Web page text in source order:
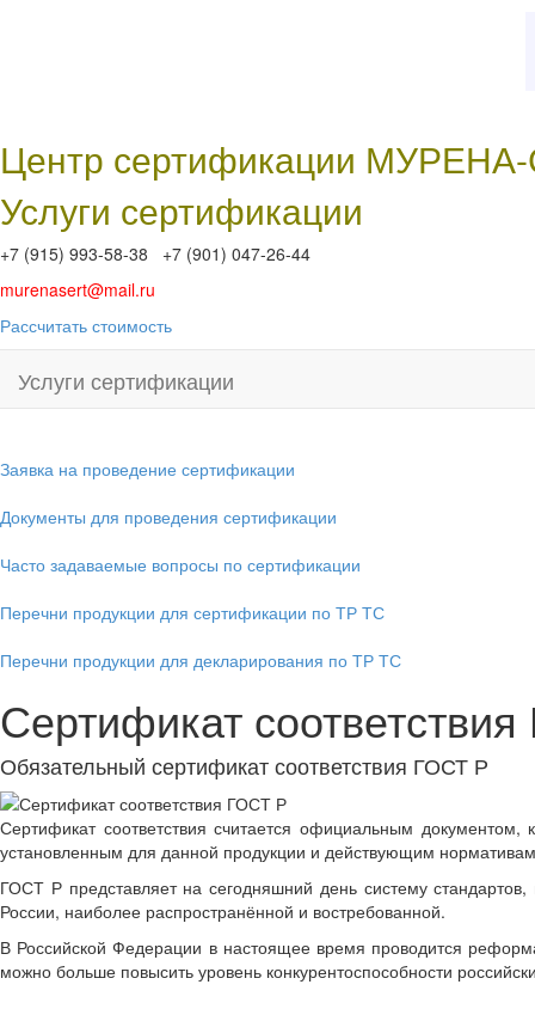
Центр сертификации
Услуги сертификации
+7 (915) 993-58-38 +7 (901) 047-26-44
murenasert@mail.ru
Рассчитать стоимость
Услуги сертификации
Заявка на проведение сертификации
Документы для проведения сертификации
Часто задаваемые вопросы по сертификации
Перечни продукции для сертификации по ТР ТС
Перечни продукции для декларирования по ТР ТС
Сертификат
Обязательный сертификат соответствия ГОСТ Р
Сертификат соответствия считается официальным
установленным для данной продукции и действующим
ГОСТ Р представляет на сегодняшний день систему
России, наиболее распространённой и востребованной.
В Российской Федерации в настоящее время проводится
можно больше повысить уровень конкурентоспособности